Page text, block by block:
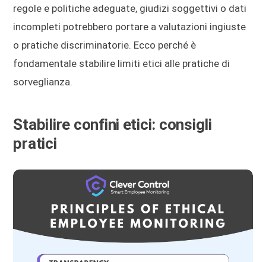
regole e politiche adeguate, giudizi soggettivi o dati
incompleti potrebbero portare a valutazioni ingiuste
o pratiche discriminatorie. Ecco perché è
fondamentale stabilire limiti etici alle pratiche di
sorveglianza.
Stabilire confini etici: consigli
pratici